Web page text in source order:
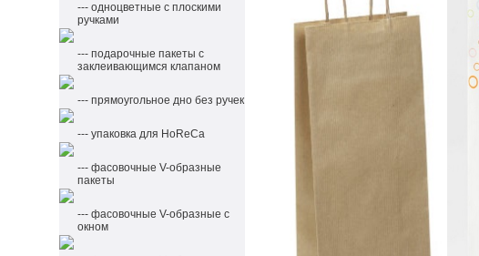
--- одноцветные с плоскими
ручками
--- подарочные пакеты с
заклеивающимся клапаном
--- прямоугольное дно без ручек
--- упаковка для HoReCa
--- фасовочные V-образные
пакеты
--- фасовочные V-образные с
окном